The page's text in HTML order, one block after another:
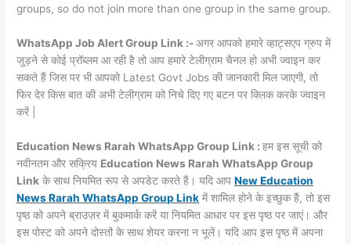
groups, so do not join more than one group in the same group.
WhatsApp Job Alert Group Link :-अगर आपको हमारे व्हाट्सएप ग्रुप में
जुड़ने से कोई प्रॉब्लम आ रही है तो आप हमारे टेलीग्राम चैनल हो अभी ज्वाइन कर
सकते हैं जिस पर भी आपको Latest Govt Jobs की जानकारी मिल जाएगी, तो
फिर देर किस बात की अभी टेलीग्राम को निचे दिए गए बटन पर क्लिक करके ज्वाइन
करें |
Education News Rarah WhatsApp Group Link :हम इस सूची को
नवीनतम और सक्रिय Education News Rarah WhatsApp Group
Link के साथ नियमित रूप से अपडेट करते हैं। यदि आपNew Education
News Rarah WhatsApp Group Link में शामिल होने के इच्छुक हैं, तो इस
पृष्ठ को अपने ब्राउज़र में बुकमार्क करें या नियमित आधार पर इस पृष्ठ पर जाएं। और
इस पोस्ट को अपने दोस्तों के साथ शेयर करना न भूलें। यदि आप इस पृष्ठ में अपना